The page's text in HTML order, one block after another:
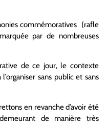
commémoratives (rafle
par de nombreuses
de ce jour, le contexte
sans public et sans
en revanche d’avoir été
de manière très